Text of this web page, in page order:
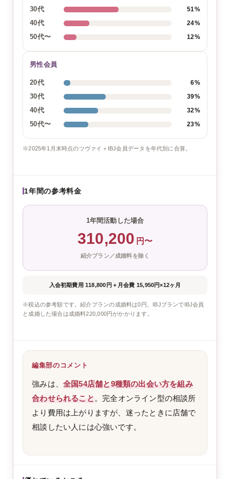
30代 51%
40代 24%
50代〜 12%
男性会員
20代 6%
30代 39%
40代 32%
50代〜 23%
※2025年1月末時点のツヴァイ＋IBJ会員データを年代別に合算。
1年間の参考料金
1年間活動した場合
310,200 円〜
紹介プラン／成婚料を除く
入会初期費用 118,800円 ＋ 月会費 15,950円×12ヶ月
※税込の参考額です。紹介プランの成婚料は0円。IBJプランでIBJ会員
と成婚した場合は成婚料220,000円がかかります。
編集部のコメント
強みは、 全国54店舗と9種類の出会い方を組み
合わせられること 。完全オンライン型の相談所
より費用は上がりますが、迷ったときに店舗で
相談したい人には心強いです。